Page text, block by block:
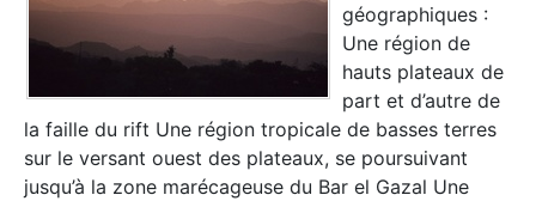
géographiques :
Une région de
hauts plateaux de
part et d’autre de
la faille du rift Une région tropicale de basses terres
sur le versant ouest des plateaux, se poursuivant
jusqu’à la zone marécageuse du Bar el Gazal Une